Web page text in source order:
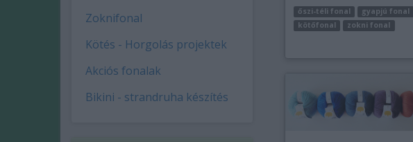
Zoknifonal
Kötés - Horgolás projektek
Akciós fonalak
Bikini - strandruha készítés
őszi-téli fonal
gyapjú fonal
kötőfonal
zokni fonal